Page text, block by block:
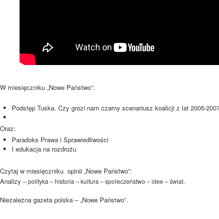
W miesięczniku „Nowe Państwo”:
Podstęp Tuska. Czy grozi nam czarny scenariusz koalicji z lat 2005-
Oraz:
Paradoks Prawa i Sprawiedliwości
I edukacja na rozdrożu
Czytaj w miesięczniku opinii „Nowe Państwo”:
Analizy – polityka – historia – kultura – społeczeństwo – idee – świat.
Niezależna gazeta polska – „Nowe Państwo”.